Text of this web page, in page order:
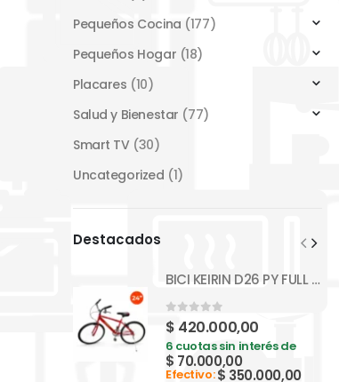
Pequeños Cocina (177)
Pequeños Hogar (18)
Placares (10)
Salud y Bienestar (77)
Smart TV (30)
Uncategorized (1)
Destacados
BICI KEIRIN D26 PY FULL BP10F
0 out of 5
$ 420.000,00
6 cuotas sin interés de
$ 70.000,00
Efectivo:$ 350.000,00